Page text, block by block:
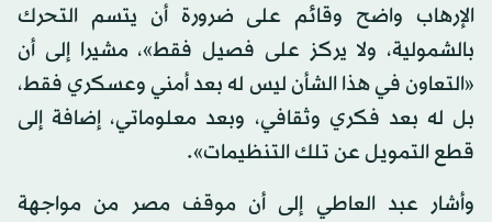
الإرهاب واضح وقائم على ضرورة أن يتسم التحرك
بالشمولية، ولا يركز على فصيل فقط»، مشيرا إلى أن
«التعاون في هذا الشأن ليس له بعد أمني وعسكري فقط،
بل له بعد فكري وثقافي، وبعد معلوماتي، إضافة إلى
قطع التمويل عن تلك التنظيمات».
وأشار عبد العاطي إلى أن موقف مصر من مواجهة